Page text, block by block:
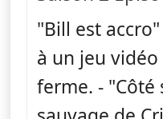
"Bill est
à un jeu
ferme. - "Côté